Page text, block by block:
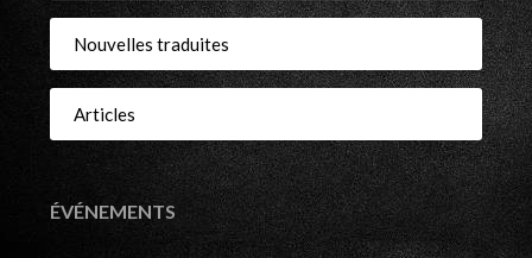
Nouvelles traduites
Articles
ÉVÉNEMENTS